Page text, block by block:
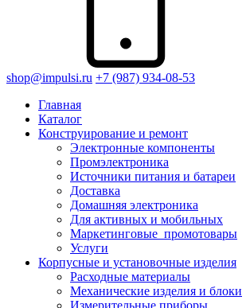
shop@impulsi.ru +7 (987) 934-08-53
Главная
Каталог
Конструирование и ремонт
Электронные компоненты
Промэлектроника
Источники питания и батареи
Доставка
Домашняя электроника
Для активных и мобильных
Маркетинговые_промотовары
Услуги
Корпусные и установочные изделия
Расходные материалы
Механические изделия и блоки
Измерительные приборы